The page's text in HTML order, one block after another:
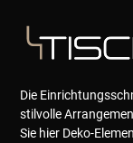
Die
stilvolle
Sie hier Deko-